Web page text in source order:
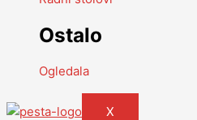
Ostalo
Ogledala
X